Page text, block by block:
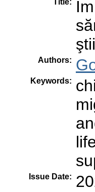
Authors:
Keywords:
Issue Date: